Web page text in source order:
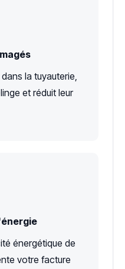
la tuyauterie,
et réduit leur
énergétique de
votre facture